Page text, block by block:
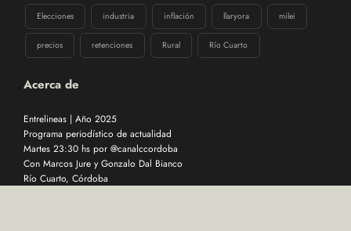
Elecciones industria inflación llaryora milei
precios retenciones Rural Río Cuarto
Acerca de
Entrelineas | Año 2025
Programa periodístico de actualidad
Martes 23:30 hs por @canalccordoba
Con Marcos Jure y Gonzalo Dal Bianco
Río Cuarto, Córdoba